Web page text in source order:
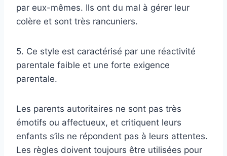
par eux-mêmes. Ils ont du mal à gérer leur
colère et sont très rancuniers.
5. Ce style est caractérisé par une réactivité
parentale faible et une forte exigence
parentale.
Les parents autoritaires ne sont pas très
émotifs ou affectueux, et critiquent leurs
enfants s’ils ne répondent pas à leurs attentes.
Les règles doivent toujours être utilisées pour